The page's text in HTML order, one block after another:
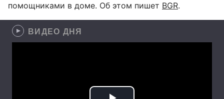
помощниками в доме. Об этом пишет BGR.
ВИДЕО ДНЯ